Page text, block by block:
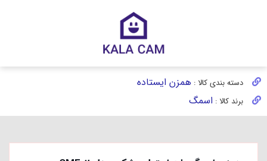
دسته بندی کالا : همزن ایستاده
برند کالا : اسمگ